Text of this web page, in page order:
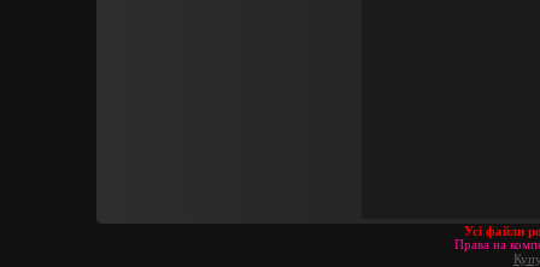
Усі файли
Права на